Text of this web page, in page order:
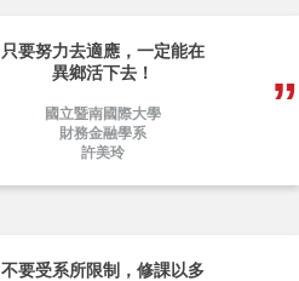
只要努力去適應，一定能在
異鄉活下去！
國立暨南國際大學
財務金融學系
許美玲
不要受系所限制，修課以多